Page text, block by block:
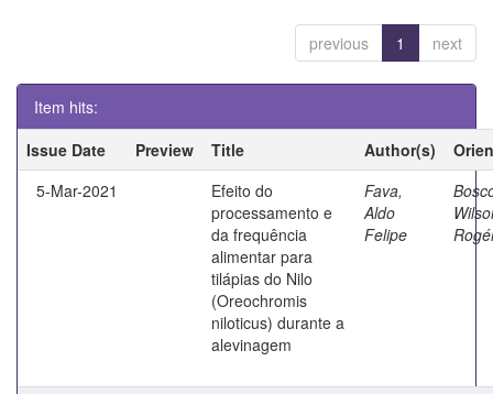
previous 1 next
Item hits:
Issue Date
Preview Title Author(s)
5-Mar-2021
Efeito do
processamento e
da frequência
alimentar para
tilápias do Nilo
(Oreochromis
niloticus) durante a
alevinagem
Fava,
Aldo
Felipe